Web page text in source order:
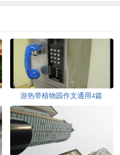
游热带植物园作文通用4篇